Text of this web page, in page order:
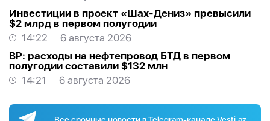
Инвестиции в проект «Шах-Дениз» превысили
$2 млрд в первом полугодии
14:22
6 августа 2026
BP: расходы на нефтепровод БТД в первом
полугодии составили $132 млн
14:21
6 августа 2026